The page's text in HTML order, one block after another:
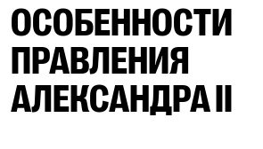
ОСОБЕННОСТИ
ПРАВЛЕНИЯ
АЛЕКСАНДРА II